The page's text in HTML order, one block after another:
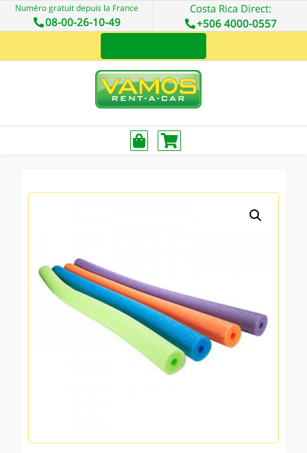
Numéro gratuit depuis la France
08-00-26-10-49
Costa Rica Direct:
+506 4000-0557